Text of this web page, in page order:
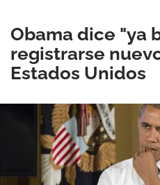
Obama dice "ya
registrarse
Estados Unidos